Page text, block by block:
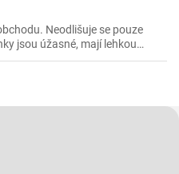
Neodlišuje se pouze
jsou úžasné, mají lehkou
nebo svačinu, dobré